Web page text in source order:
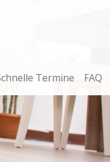
Termine FAQ